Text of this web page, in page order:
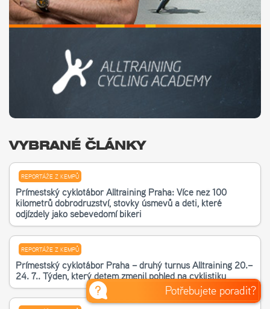
Potřebujete poradit?
VYBRANÉ ČLÁNKY
REPORTÁŽE Z KEMPŮ
Příměstský cyklotábor Alltraining Praha: Více než 100
kilometrů dobrodružství, stovky úsměvů a děti, které
odjížděly jako sebevědomí bikeři
REPORTÁŽE Z KEMPŮ
Příměstský cyklotábor Praha – druhý turnus Alltraining 20.–
24. 7.. Týden, který dětem změnil pohled na cyklistiku